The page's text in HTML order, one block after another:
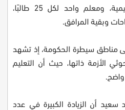
والإضاءة، والوسائل التعليمية، ومعلم واحد لكل 25 طالبًا،
وبقية المرافق.
مناطق سيطرة الحكومة، إذ تشهد
الأزمة ذاتها، حيث أن التعليم
سعيد أن الزيادة الكبيرة في عدد